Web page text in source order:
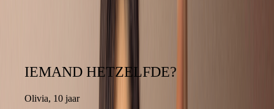
IEMAND HETZELFDE?
Olivia, 10 jaar
IEMAND HETZELFDE?